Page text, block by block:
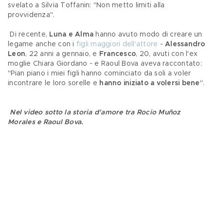
svelato a Silvia Toffanin: "Non metto limiti alla
provvidenza".
Di recente, Luna e Alma hanno avuto modo di creare un
legame anche con i figli maggiori dell'attore - Alessandro
Leon, 22 anni a gennaio, e Francesco, 20, avuti con l'ex
moglie Chiara Giordano - e Raoul Bova aveva raccontato:
"Pian piano i miei figli hanno cominciato da soli a voler
incontrare le loro sorelle e hanno iniziato a volersi bene ".
Nel video sotto la storia d'amore tra Rocio Muñoz
Morales e Raoul Bova.